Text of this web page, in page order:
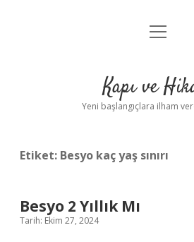
Anasayfa
Yasal Uyarı
menüyü
Kapı ve
Yeni başlangıçlara ilham
Etiket: Besyo kaç yaş sınırı
Besyo 2 Yıllık Mı
Tarih: Ekim 27, 2024